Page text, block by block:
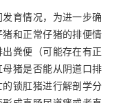
育情况，为进一步确
和正常仔猪的排便情
粪便（可能存在有正
猪是否能从阴道口排
锁肛猪进行解剖学分